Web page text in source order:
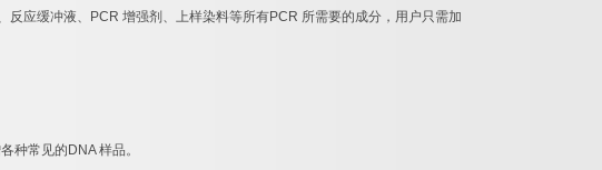
反应缓冲液、 PCR 增强剂、上样染料等所有PCR 所需要的成分，用户只需加
种常见的 DNA样品。